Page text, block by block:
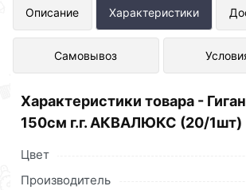
Описание Характеристики
Самовывоз
Гигант угловой 1" 150см
АКВАЛЮКС (20/1шт)
интернет-магазине
Характеристики товара -
150см г.г. АКВАЛЮКС (20/1шт)
Цвет
Производитель